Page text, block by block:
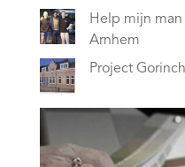
Help mijn man
Arnhem
Project